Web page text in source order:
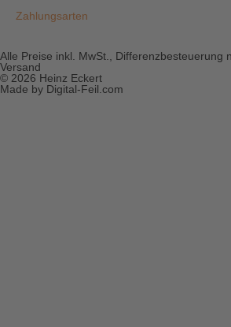
Zahlungsarten
Alle Preise inkl. MwSt., Differenzbesteuerung
Versand
© 2026 Heinz Eckert
Made by Digital-Feil.com